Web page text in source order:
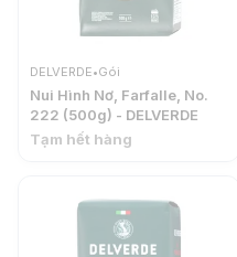
DELVERDE•Gói
Nui Hình Nơ, Farfalle, No.
222 (500g) - DELVERDE
Tạm hết hàng